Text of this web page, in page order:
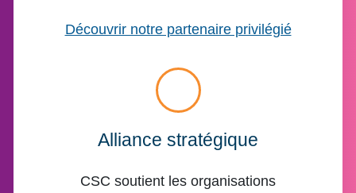
Découvrir notre partenaire privilégié
Alliance stratégique
CSC soutient les organisations